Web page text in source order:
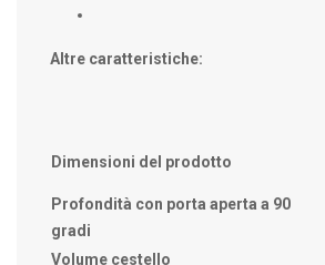
Altre caratteristiche:
Dimensioni del prodotto
Profondità con porta aperta a 90
gradi
Volume cestello